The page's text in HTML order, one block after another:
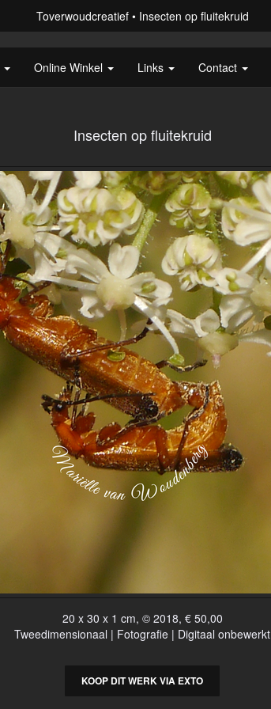
Toverwoudcreatief Insecten op fluitekruid
Online Winkel Links Contact
Insecten op fluitekruid
20 x 30 x 1 cm, © 2018, € 50,00
Tweedimensionaal | Fotografie | Digitaal onbewerkt
KOOP DIT WERK VIA EXTO